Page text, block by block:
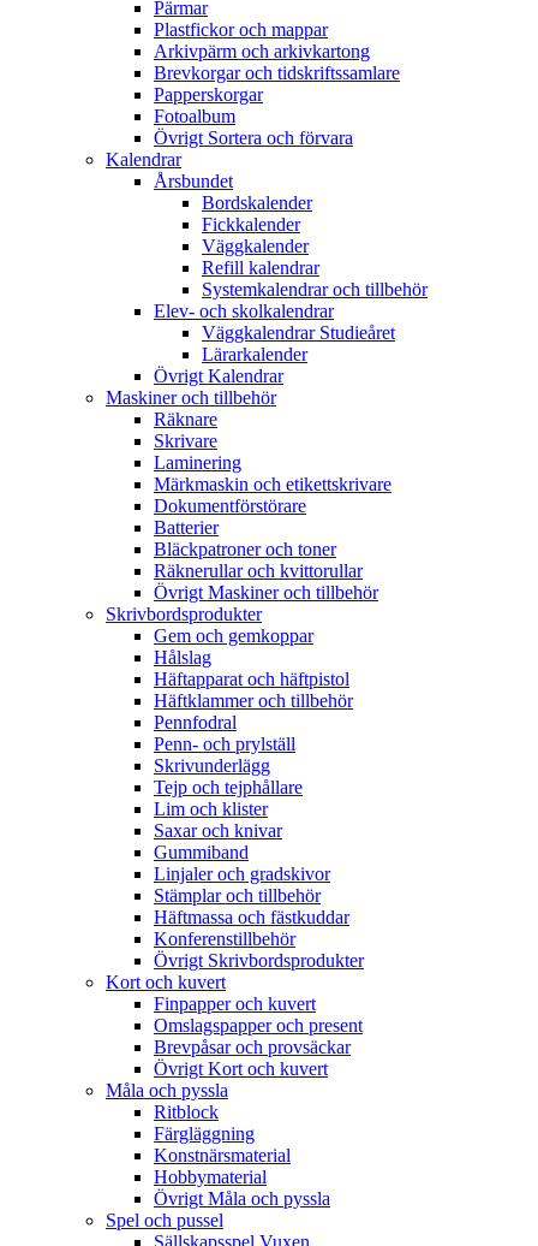
Pärmar
Plastfickor och mappar
Arkivpärm och arkivkartong
Brevkorgar och tidskriftssamlare
Papperskorgar
Fotoalbum
Övrigt Sortera och förvara
Kalendrar
Årsbundet
Bordskalender
Fickkalender
Väggkalender
Refill kalendrar
Systemkalendrar och tillbehör
Elev- och skolkalendrar
Väggkalendrar Studieåret
Lärarkalender
Övrigt Kalendrar
Maskiner och tillbehör
Räknare
Skrivare
Laminering
Märkmaskin och etikettskrivare
Dokumentförstörare
Batterier
Bläckpatroner och toner
Räknerullar och kvittorullar
Övrigt Maskiner och tillbehör
Skrivbordsprodukter
Gem och gemkoppar
Hålslag
Häftapparat och häftpistol
Häftklammer och tillbehör
Pennfodral
Penn- och prylställ
Skrivunderlägg
Tejp och tejphållare
Lim och klister
Saxar och knivar
Gummiband
Linjaler och gradskivor
Stämplar och tillbehör
Häftmassa och fästkuddar
Konferenstillbehör
Övrigt Skrivbordsprodukter
Kort och kuvert
Finpapper och kuvert
Omslagspapper och present
Brevpåsar och provsäckar
Övrigt Kort och kuvert
Måla och pyssla
Ritblock
Färgläggning
Konstnärsmaterial
Hobbymaterial
Övrigt Måla och pyssla
Spel och pussel
Sällskapsspel Vuxen